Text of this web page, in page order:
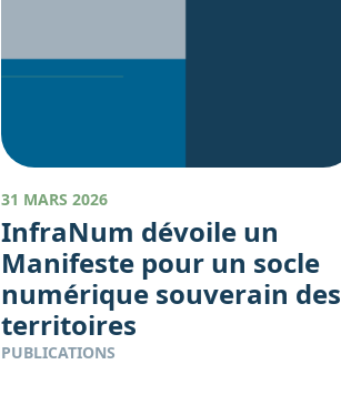
31 MARS 2026
InfraNum dévoile un
Manifeste pour un socle
numérique souverain des
territoires
PUBLICATIONS